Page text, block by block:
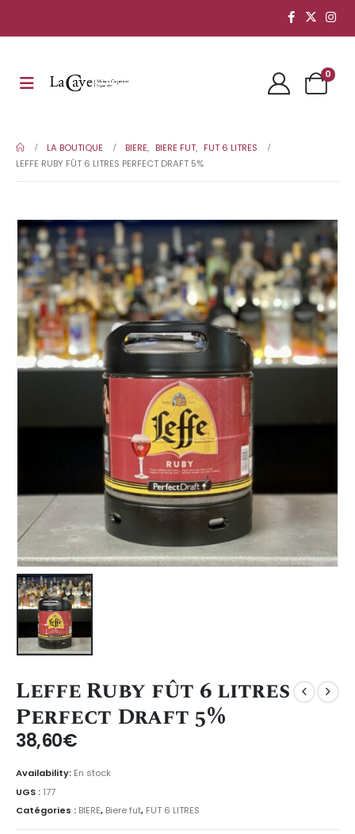
0
LA BOUTIQUE BIERE, BIERE FUT, FUT 6 LITRES
LEFFE RUBY FÛT 6 LITRES PERFECT DRAFT 5%
Leffe Ruby fût 6 litres
Perfect Draft 5%
38,60€
Availability: En stock
UGS : 177
Catégories : BIERE, Biere fut, FUT 6 LITRES